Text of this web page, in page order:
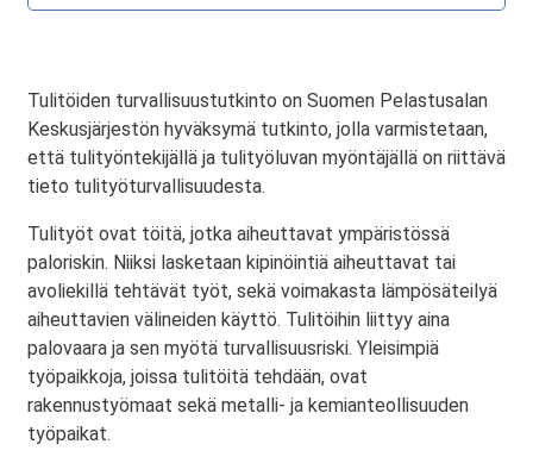
Tulitöiden turvallisuustutkinto on Suomen Pelastusalan
Keskusjärjestön hyväksymä tutkinto, jolla varmistetaan,
että tulityöntekijällä ja tulityöluvan myöntäjällä on riittävä
tieto tulityöturvallisuudesta.
Tulityöt ovat töitä, jotka aiheuttavat ympäristössä
paloriskin. Niiksi lasketaan kipinöintiä aiheuttavat tai
avoliekillä tehtävät työt, sekä voimakasta lämpösäteilyä
aiheuttavien välineiden käyttö. Tulitöihin liittyy aina
palovaara ja sen myötä turvallisuusriski. Yleisimpiä
työpaikkoja, joissa tulitöitä tehdään, ovat
rakennustyömaat sekä metalli- ja kemianteollisuuden
työpaikat.